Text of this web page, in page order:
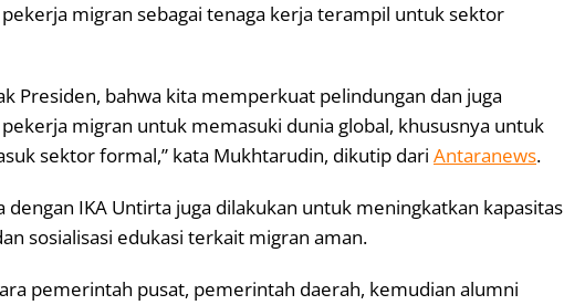
migran sebagai tenaga kerja terampil untuk sektor
Presiden, bahwa kita memperkuat pelindungan dan juga
migran untuk memasuki dunia global, khususnya untuk
sektor formal,” kata Mukhtarudin, dikutip dari Antaranews.
dengan IKA Untirta juga dilakukan untuk meningkatkan kapasitas
sosialisasi edukasi terkait migran aman.
pemerintah pusat, pemerintah daerah, kemudian alumni